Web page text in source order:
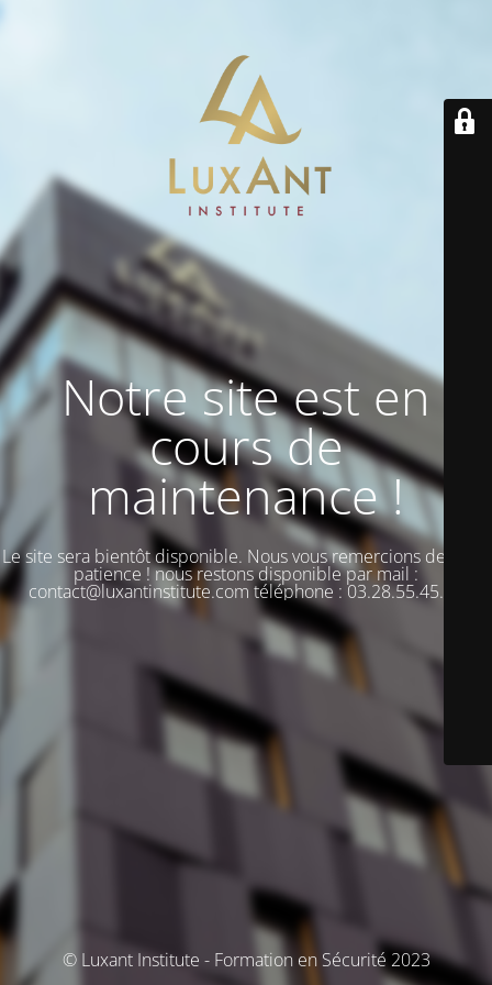
Notre site est en
cours de
maintenance !
Le site sera bientôt disponible. Nous vous remercions de votre
patience ! nous restons disponible par mail :
contact@luxantinstitute.com téléphone : 03.28.55.45.00
© Luxant Institute - Formation en Sécurité 2023